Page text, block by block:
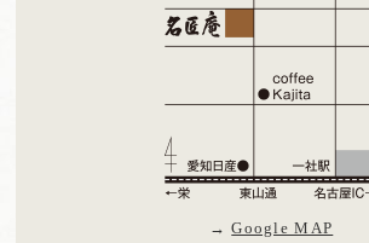
→Google MAP